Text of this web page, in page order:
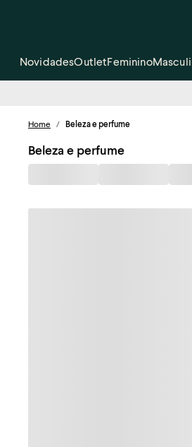
NovidadesOutletFeminino
Home / Beleza e perfume
Beleza e perfume